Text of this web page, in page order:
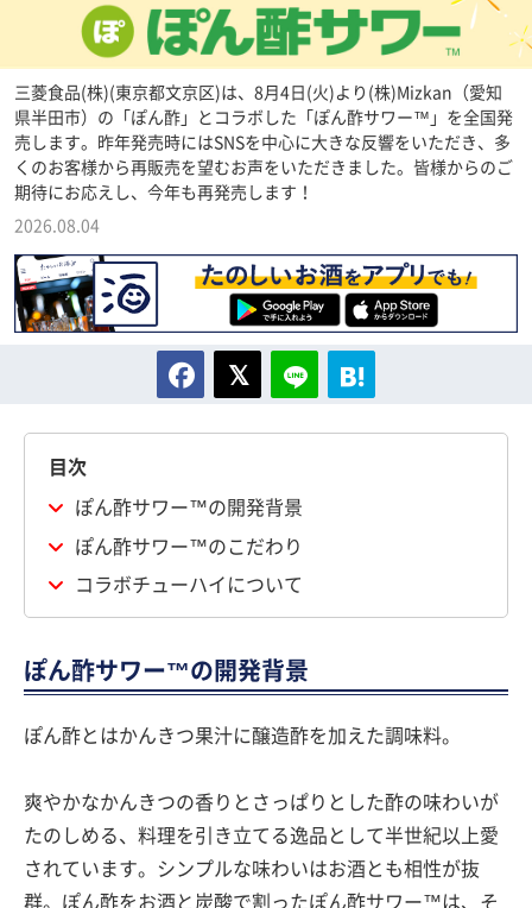
三菱食品(株)(東京都文京区)は、8月4日(火)より(株)Mizkan（愛知
県半田市）の「ぽん酢」とコラボした「ぽん酢サワー™」を全国発
売します。昨年発売時にはSNSを中心に大きな反響をいただき、多
くのお客様から再販売を望むお声をいただきました。皆様からのご
期待にお応えし、今年も再発売します！
2026.08.04
目次
ぽん酢サワー™の開発背景
ぽん酢サワー™のこだわり
コラボチューハイについて
ぽん酢サワー™の開発背景
ぽん酢とはかんきつ果汁に醸造酢を加えた調味料。
爽やかなかんきつの香りとさっぱりとした酢の味わいが
たのしめる、料理を引き立てる逸品として半世紀以上愛
されています。シンプルな味わいはお酒とも相性が抜
群。ぽん酢をお酒と炭酸で割ったぽん酢サワー™は、そ